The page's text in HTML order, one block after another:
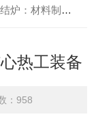
料制备的核心热工装备
热工装备
：958